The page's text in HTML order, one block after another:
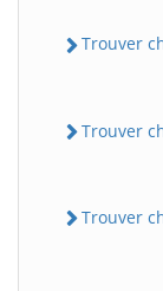
Trouver
Trouver
Trouver